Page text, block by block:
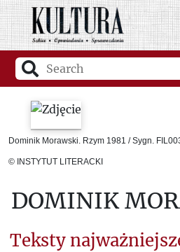
Dominik Morawski. Rzym 1981 / Sygn.
© INSTYTUT LITERACKI
DOMINIK
Teksty